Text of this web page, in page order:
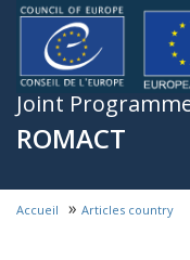
Skip to main content
Joint
ROMACT
You are here
Accueil » Articles country